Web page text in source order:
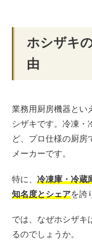
ホシザキ
由
業務用厨房機器とい
シザキです。冷凍・
ど、プロ仕様の厨房
メーカーです。
特に、 冷凍庫・冷蔵
知名度とシェアを誇
では、なぜホシザキ
るのでしょうか。